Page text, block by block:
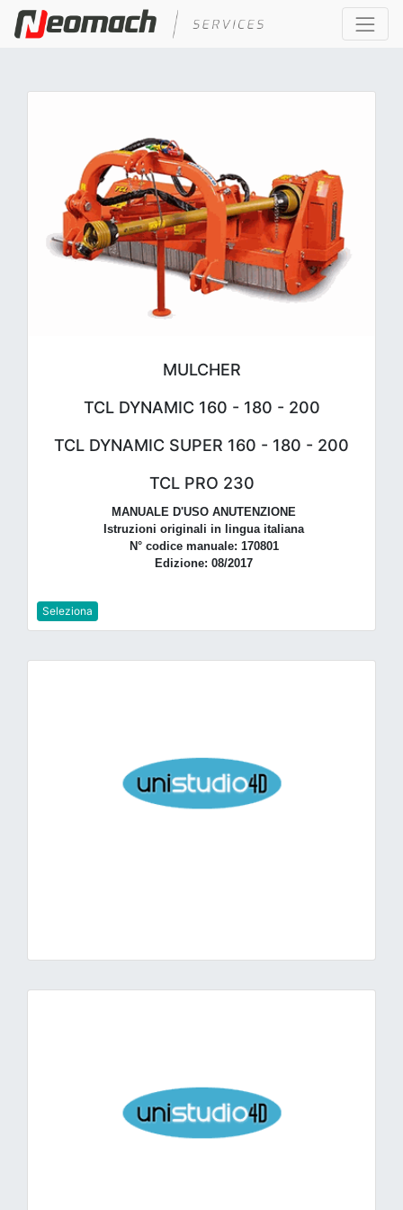
MULCHER
TCL DYNAMIC 160 - 180 - 200
TCL DYNAMIC SUPER 160 - 180 - 200
TCL PRO 230
MANUALE D'USO ANUTENZIONE
Istruzioni originali in lingua italiana
N° codice manuale: 170801
Edizione: 08/2017
Seleziona